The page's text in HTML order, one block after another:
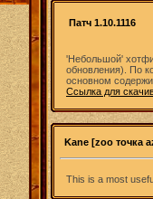
Патч 1.10.1116
'Небольшой'
обновления). По
основном
Ссылка для
Kane [zoo точка
This is a most